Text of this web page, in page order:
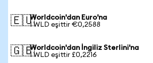
🇪🇺Worldcoin'dan Euro'na
1 WLD eşittir €0,2588
🇬🇧Worldcoin'dan İngiliz Sterlini'na
1 WLD eşittir £0,2216